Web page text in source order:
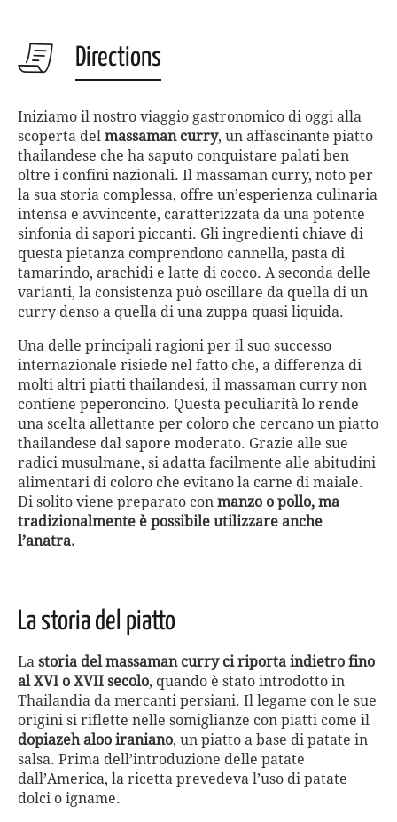
Directions
Iniziamo il nostro viaggio gastronomico di oggi alla
scoperta del massaman curry, un affascinante piatto
thailandese che ha saputo conquistare palati ben
oltre i confini nazionali. Il massaman curry, noto per
la sua storia complessa, offre un’esperienza culinaria
intensa e avvincente, caratterizzata da una potente
sinfonia di sapori piccanti. Gli ingredienti chiave di
questa pietanza comprendono cannella, pasta di
tamarindo, arachidi e latte di cocco. A seconda delle
varianti, la consistenza può oscillare da quella di un
curry denso a quella di una zuppa quasi liquida.
Una delle principali ragioni per il suo successo
internazionale risiede nel fatto che, a differenza di
molti altri piatti thailandesi, il massaman curry non
contiene peperoncino. Questa peculiarità lo rende
una scelta allettante per coloro che cercano un piatto
thailandese dal sapore moderato. Grazie alle sue
radici musulmane, si adatta facilmente alle abitudini
alimentari di coloro che evitano la carne di maiale.
Di solito viene preparato con manzo o pollo, ma
tradizionalmente è possibile utilizzare anche
l’anatra.
La storia del piatto
La storia del massaman curry ci riporta indietro fino
al XVI o XVII secolo, quando è stato introdotto in
Thailandia da mercanti persiani. Il legame con le sue
origini si riflette nelle somiglianze con piatti come il
dopiazeh aloo iraniano, un piatto a base di patate in
salsa. Prima dell’introduzione delle patate
dall’America, la ricetta prevedeva l’uso di patate
dolci o igname.